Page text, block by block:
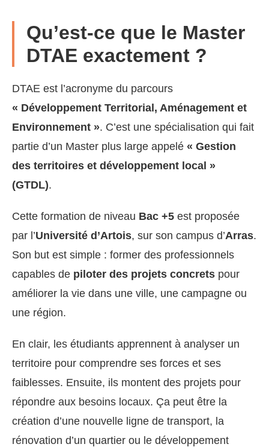
Qu’est-ce que le Master
DTAE exactement ?
DTAE est l’acronyme du parcours
« Développement Territorial, Aménagement et
Environnement ». C’est une spécialisation qui fait
partie d’un Master plus large appelé « Gestion
des territoires et développement local »
(GTDL).
Cette formation de niveau Bac +5 est proposée
par l’Université d’Artois, sur son campus d’Arras.
Son but est simple : former des professionnels
capables de piloter des projets concrets pour
améliorer la vie dans une ville, une campagne ou
une région.
En clair, les étudiants apprennent à analyser un
territoire pour comprendre ses forces et ses
faiblesses. Ensuite, ils montent des projets pour
répondre aux besoins locaux. Ça peut être la
création d’une nouvelle ligne de transport, la
rénovation d’un quartier ou le développement